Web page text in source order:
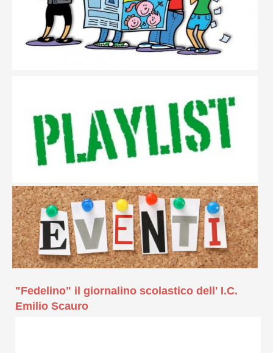
"Fedelino" il giornalino scolastico dell' I.C.
Emilio Scauro